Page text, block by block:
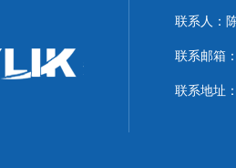
联系人：
联系邮箱
联系地址